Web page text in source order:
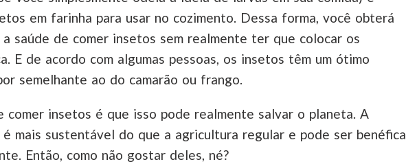
em farinha para usar no cozimento. Dessa forma, você obterá
saúde de comer insetos sem realmente ter que colocar os
E de acordo com algumas pessoas, os insetos têm um ótimo
semelhante ao do camarão ou frango.
comer insetos é que isso pode realmente salvar o planeta. A
mais sustentável do que a agricultura regular e pode ser benéfica
Então, como não gostar deles, né?